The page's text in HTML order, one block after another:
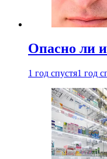
Опасно ли
1 год спустя1 год